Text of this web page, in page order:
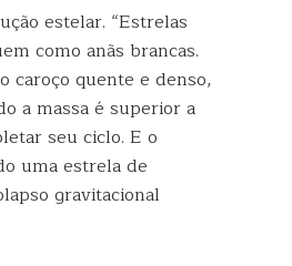
estelar. “Estrelas
como anãs brancas.
caroço quente e denso,
a massa é superior a
seu ciclo. E o
uma estrela de
gravitacional